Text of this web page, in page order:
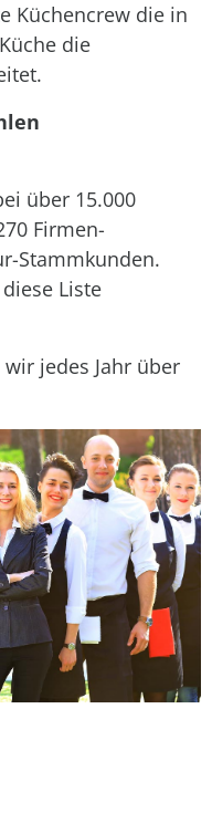
Küchencrew die in
die
über 15.000
Firmen-
Stammkunden.
Liste
jedes Jahr über